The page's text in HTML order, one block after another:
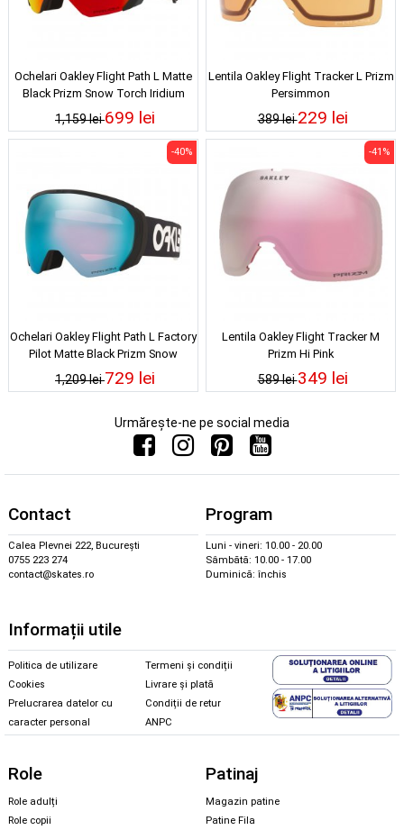
Ochelari Oakley Flight Path L Matte
Black Prizm Snow Torch Iridium
1,159 lei699 lei
Lentila Oakley Flight Tracker L Prizm
Persimmon
389 lei229 lei
Ochelari Oakley Flight Path L Factory
Pilot Matte Black Prizm Snow
Sapphire Iridium
1,209 lei
-40%
729 lei
Lentila Oakley Flight Tracker M
Prizm Hi Pink
589 lei
-41%
349 lei
Urmărește-ne pe social media
Contact
Calea Plevnei 222, București
0755 223 274
contact@skates.ro
Program
Luni - vineri: 10.00 - 20.00
Sâmbătă: 10.00 - 17.00
Duminică: închis
Informații utile
Politica de utilizare
Cookies
Prelucrarea datelor cu
caracter personal
Termeni și condiții
Livrare și plată
Condiții de retur
ANPC
Role
Role adulți
Role copii
Patinaj
Magazin patine
Patine Fila